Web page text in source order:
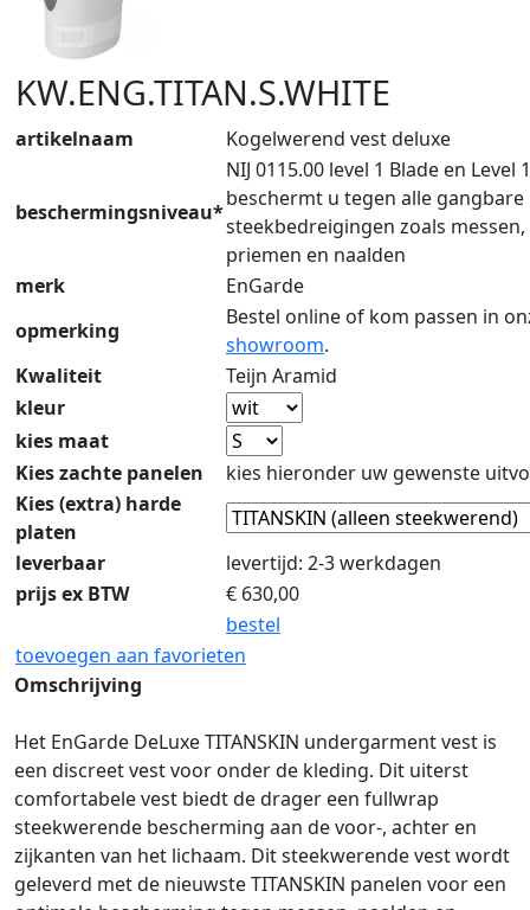
KW.ENG.TITAN.S.WHITE
artikelnaam Kogelwerend vest deluxe
beschermingsniveau*
NIJ 0115.00 level 1 Blade en Level
beschermt u tegen alle gangbare
steekbedreigingen zoals messen,
priemen en naalden
merk
EnGarde
opmerking
Bestel online of kom passen in
showroom.
Kwaliteit
Teijn Aramid
kleur
kies maat
Kies zachte panelen
kies hieronder uw gewenste
Kies (extra) harde
platen
leverbaar
levertijd: 2-3 werkdagen
prijs ex BTW
€ 630,00
bestel
toevoegen aan favorieten
Omschrijving
Het EnGarde DeLuxe TITANSKIN undergarment vest is
een discreet vest voor onder de kleding. Dit uiterst
comfortabele vest biedt de drager een fullwrap
steekwerende bescherming aan de voor-, achter en
zijkanten van het lichaam. Dit steekwerende vest wordt
geleverd met de nieuwste TITANSKIN panelen voor een